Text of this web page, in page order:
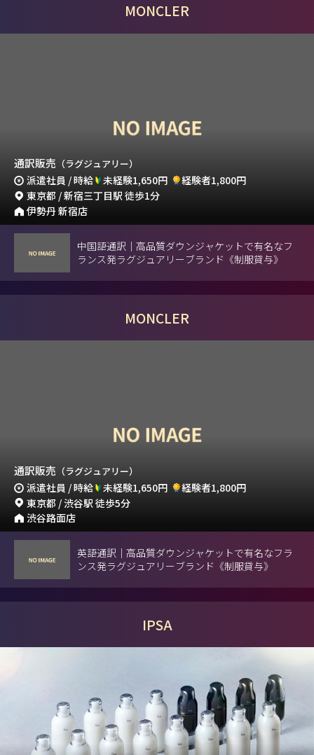
MONCLER
通訳販売 （ラグジュアリー）
派遣社員 / 時給 未経験1,650円
経験者1,800円
東京都 / 新宿三丁目駅 徒歩1分
伊勢丹 新宿店
中国語通訳｜高品質ダウンジャケットで有名なフ
ランス発ラグジュアリーブランド《制服貸与》
MONCLER
通訳販売 （ラグジュアリー）
派遣社員 / 時給 未経験1,650円
経験者1,800円
東京都 / 渋谷駅 徒歩5分
渋谷路面店
英語通訳｜高品質ダウンジャケットで有名なフラ
ンス発ラグジュアリーブランド《制服貸与》
IPSA